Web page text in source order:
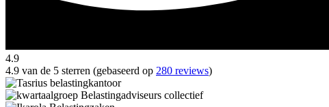
4.9
4.9 van de 5 sterren (gebaseerd op 280 reviews)